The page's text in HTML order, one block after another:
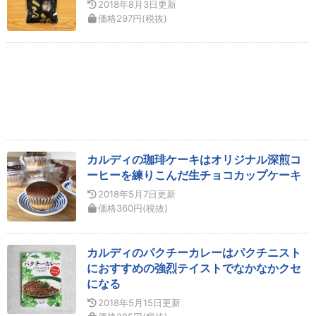
2018年8月3日更新
価格297円(税抜)
カルディの珈琲ケーキはオリジナル深煎コ
ーヒーを練りこんだ生チョコカップケーキ
2018年5月7日更新
価格360円(税抜)
カルディのパクチーカレーはパクチニスト
におすすめの強烈テイストでなかなかクセ
になる
2018年5月15日更新